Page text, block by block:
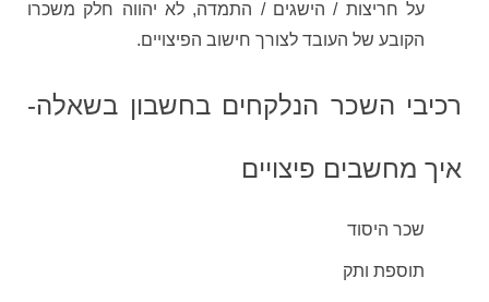
על חריצות / הישגים / התמדה, לא יהווה חלק משכרו
הקובע של העובד לצורך חישוב הפיצויים.
רכיבי השכר הנלקחים בחשבון בשאלה-
איך מחשבים פיצויים
שכר היסוד
תוספת ותק